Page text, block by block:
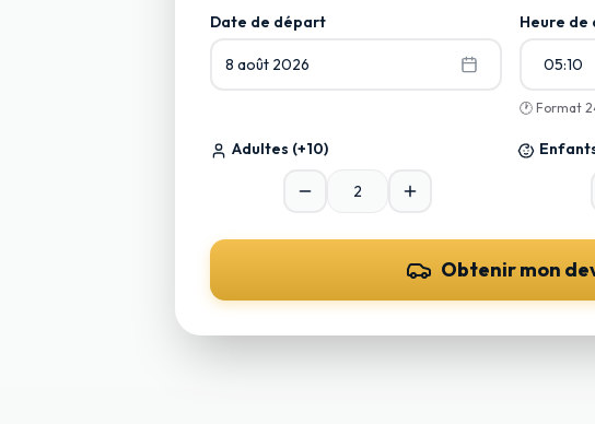
Date de départ
8 août 2026
Heure
05:10
🕐 Format
Adultes (+10)
Obtenir mon